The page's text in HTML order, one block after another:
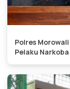
Polres
Pelaku